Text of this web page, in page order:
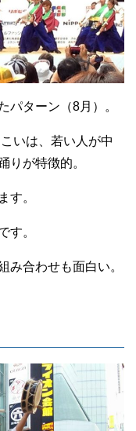
パターン（8月）。
いは、若い人が中
りが特徴的。
す。
す。
み合わせも面白い。